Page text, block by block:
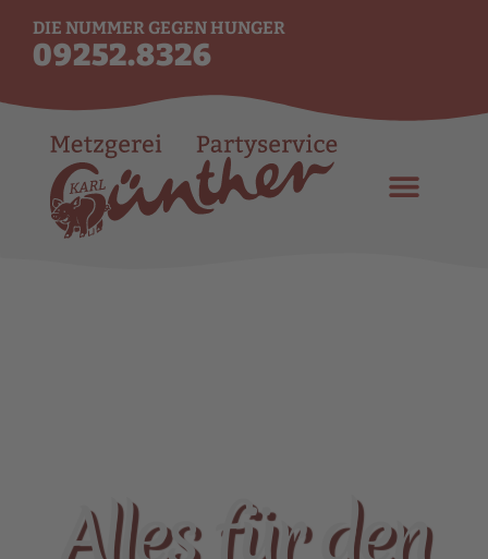
DIE NUMMER GEGEN HUNGER
09252.8326
Alles für den